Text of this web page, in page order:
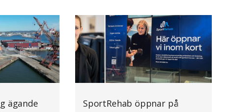
ägande
SportRehab öppnar på